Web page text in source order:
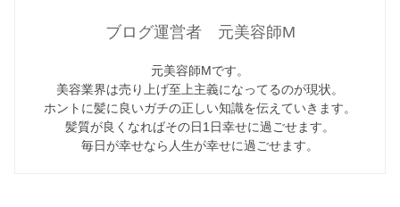
ブログ運営者 元美容師M
元美容師Mです。
美容業界は売り上げ至上主義になってるのが現状。
ホントに髪に良いガチの正しい知識を伝えていきます。
髪質が良くなればその日1日幸せに過ごせます。
毎日が幸せなら人生が幸せに過ごせます。